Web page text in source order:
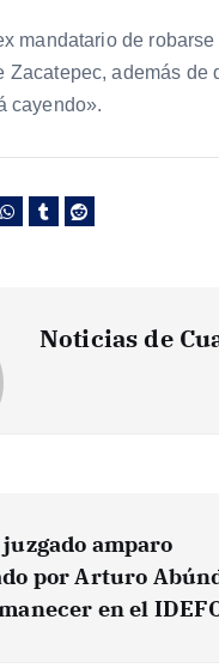
mandatario de
Zacatepec, además
cayendo».
Noticias de
amparo
por Arturo
en el